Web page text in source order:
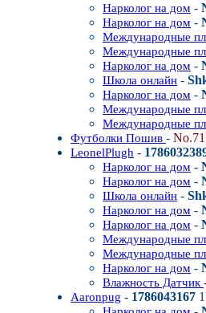
Нарколог на дом -
Нарколог на дом -
Международные
Международные
Нарколог на дом -
Школа онлайн -
Нарколог на дом -
Международные
Международные
Футболки Пошив -
LeonelPlugh -
Нарколог на дом -
Нарколог на дом -
Школа онлайн -
Нарколог на дом -
Нарколог на дом -
Международные
Международные
Нарколог на дом -
Влажность Датчик
Aaronpug - 1786043167